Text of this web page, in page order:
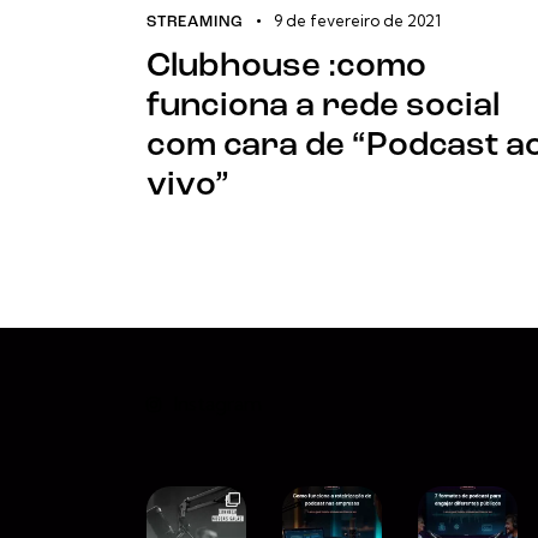
STREAMING 9 de fevereiro de 2021
Clubhouse :como
funciona a rede social
com cara de “Podcast
vivo”